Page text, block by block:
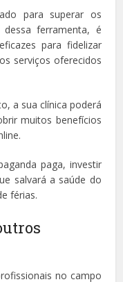
para superar os
ferramenta, é
para fidelizar
serviços oferecidos
a sua clínica poderá
muitos benefícios
paga, investir
salvará a saúde do
férias.
no campo